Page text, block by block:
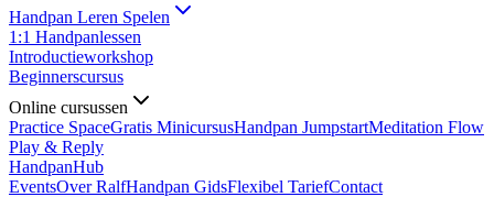
Handpan Leren Spelen
1:1 Handpanlessen
Introductieworkshop
Beginnerscursus
Online cursussen
Practice SpaceGratis MinicursusHandpan JumpstartMeditation Flow
Play & Reply
HandpanHub
EventsOver RalfHandpan GidsFlexibel TariefContact